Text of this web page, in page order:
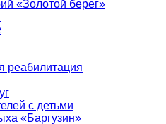
«Золотой берег»
реабилитация
с детьми
«Баргузин»